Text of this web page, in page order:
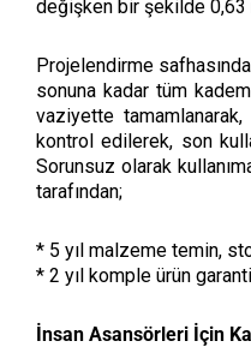
değişken bir şekilde 0,63
Projelendirme
sonuna kadar tüm
vaziyette
kontrol edilerek, son
Sorunsuz olarak
tarafından;
* 5 yıl malzeme temin,
* 2 yıl komple ürün
İnsan Asansörleri İçin